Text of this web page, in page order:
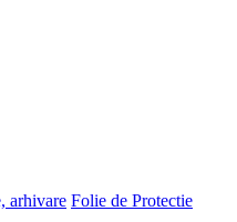
arhivare Folie de Protectie